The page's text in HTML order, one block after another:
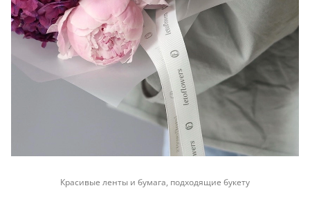
Красивые ленты и бумага, подходящие букету